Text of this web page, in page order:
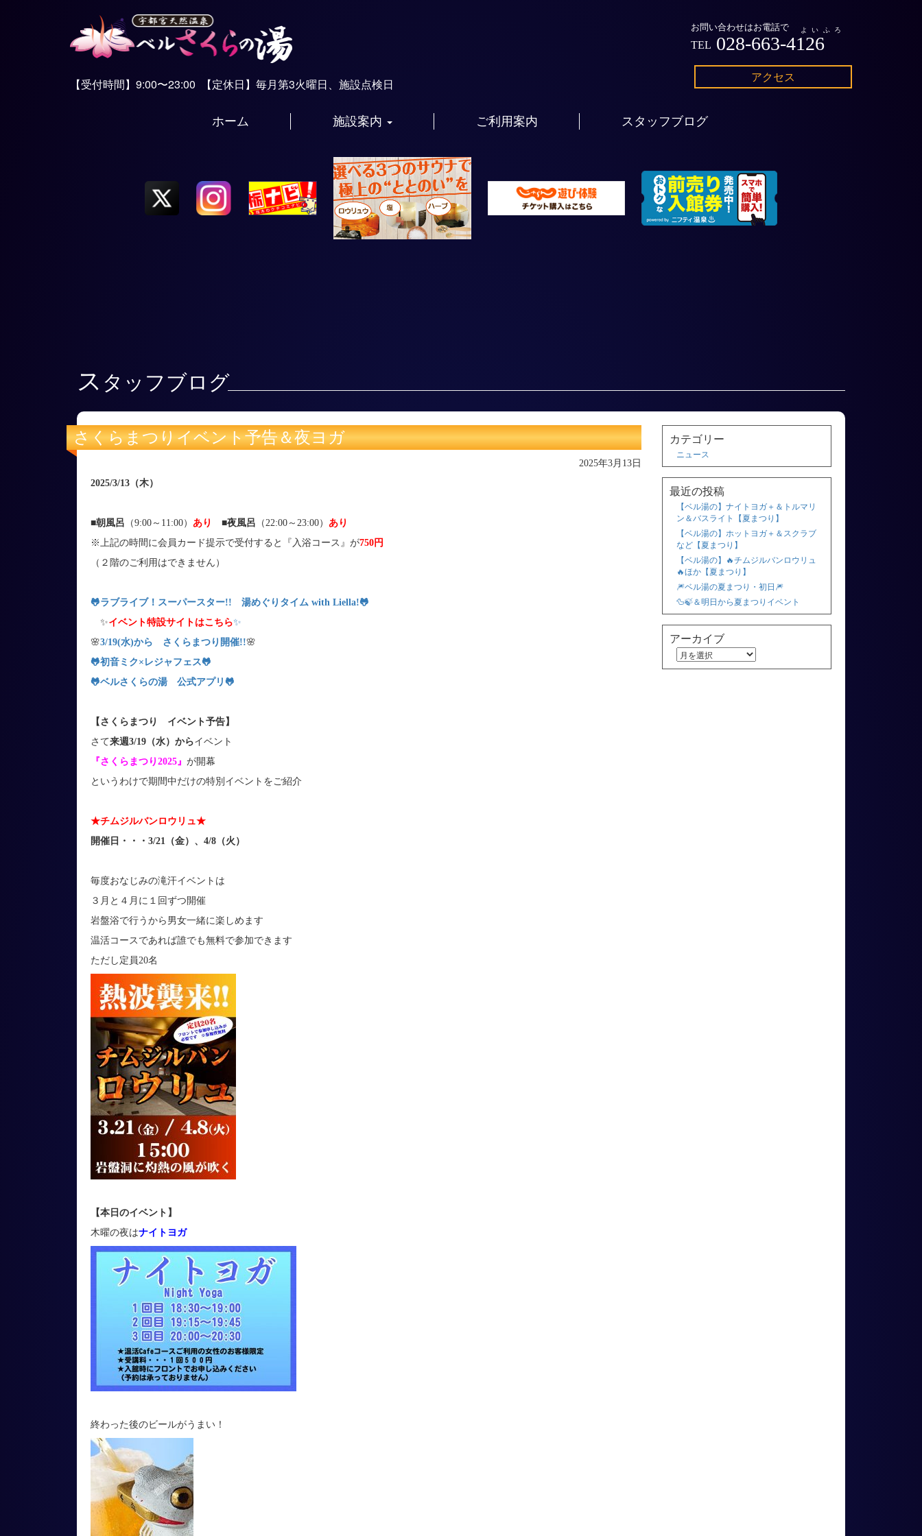
【受付時間】9:00〜23:00 【定休日】毎月第3火曜日、施設点検日 アクセス
お問い合わせはお電話で よいふろ
TEL 028-663-4126
ホーム 施設案内 ご利用案内 スタッフブログ
ス タッフブログ
さくらまつりイベント予告＆夜ヨガ
2025年3月13日
2025/3/13 （木）
■朝風呂 （9:00～11:00） あり ■夜風呂 （22:00～23:00） あり
※上記の時間に会員カード提示で受付すると『入浴コース』が750円
（２階のご利用はできません）
🐸ラブライブ！スーパースター!! 湯めぐりタイム with Liella!🐸
✨イベント特設サイトはこちら✨
🌸3/19(水)から さくらまつり開催!!🌸
🐸初音ミク×レジャフェス🐸
🐸ベルさくらの湯 公式アプリ 🐸
【さくらまつり イベント予告】
さて来週3/19（水）からイベント
『さくらまつり2025』 が開幕
というわけで期間中だけの特別イベントをご紹介
★チムジルバンロウリュ★
開催日・・・3/21（金）、4/8（火）
毎度おなじみの滝汗イベントは
３月と４月に１回ずつ開催
岩盤浴で行うから男女一緒に楽しめます
温活コースであれば誰でも無料で参加できます
ただし定員20名
【本日のイベント】
木曜の夜はナイトヨガ
終わった後のビールがうまい！
カテゴリー
ニュース
最近の投稿
【ベル湯の】ナイトヨガ＋＆トルマリ
ン＆バスライト【夏まつり】
【ベル湯の】ホットヨガ＋＆スクラブ
など【夏まつり】
【ベル湯の】🔥チムジルバンロウリュ
🔥ほか【夏まつり】
🎆ベル湯の夏まつり・初日🎆
🦆🍃＆明日から夏まつりイベント
アーカイブ